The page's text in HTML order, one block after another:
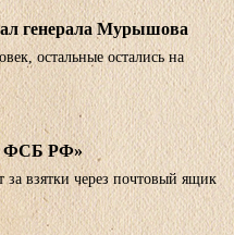
генерала Мурышова
остальные остались на
ФСБ РФ»
за взятки через почтовый ящик